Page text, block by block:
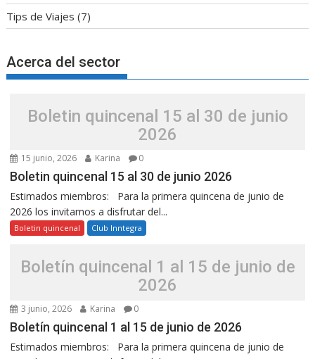
Tips de Viajes (7)
Acerca del sector
Boletin quincenal 15 al 30 de junio
2026
15 junio, 2026 Karina 0
Boletin quincenal 15 al 30 de junio 2026
Estimados miembros: Para la primera quincena de junio de
2026 los invitamos a disfrutar del...
Boletin quincenal Club Inntegra
Boletín quincenal 1 al 15 de junio de
2026
3 junio, 2026 Karina 0
Boletín quincenal 1 al 15 de junio de 2026
Estimados miembros: Para la primera quincena de junio de